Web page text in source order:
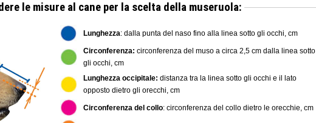
le misure al cane per la scelta della museruola:
Lunghezza: dalla punta del naso fino alla linea sotto gli occhi, cm
Circonferenza: circonferenza del muso a circa 2,5 cm dalla linea sotto
gli occhi, cm
Lunghezza occipitale: distanza tra la linea sotto gli occhi e il lato
opposto dietro gli orecchi, cm
Circonferenza del collo: circonferenza del collo dietro le orecchie, cm